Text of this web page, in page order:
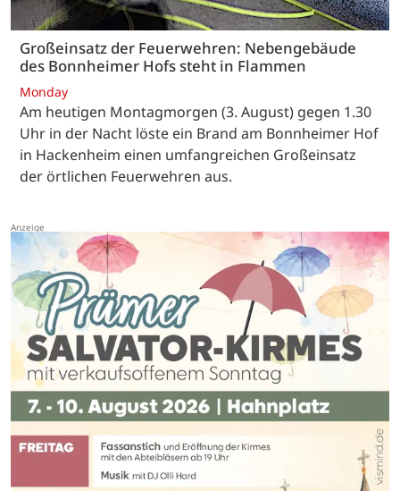
Großeinsatz der Feuerwehren: Nebengebäude
des Bonnheimer Hofs steht in Flammen
Monday
Am heutigen Montagmorgen (3. August) gegen 1.30
Uhr in der Nacht löste ein Brand am Bonnheimer Hof
in Hackenheim einen umfangreichen Großeinsatz
der örtlichen Feuerwehren aus.